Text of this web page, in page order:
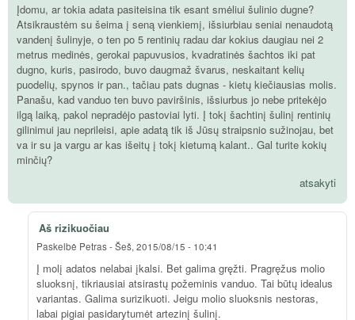
Įdomu, ar tokia adata pasiteisina tik esant smėliui šulinio dugne?
Atsikraustėm su šeima į seną vienkiemį, išsiurbiau seniai nenaudotą
vandenį šulinyje, o ten po 5 rentinių radau dar kokius daugiau nei 2
metrus medinės, gerokai papuvusios, kvadratinės šachtos iki pat
dugno, kuris, pasirodo, buvo daugmaž švarus, neskaitant kelių
puodelių, spynos ir pan., tačiau pats dugnas - kietų kiečiausias molis.
Panašu, kad vanduo ten buvo paviršinis, išsiurbus jo nebe pritekėjo
ilgą laiką, pakol nepradėjo pastoviai lyti. Į tokį šachtinį šulinį rentinių
gilinimui jau neprileisi, apie adatą tik iš Jūsų straipsnio sužinojau, bet
va ir su ja vargu ar kas išeitų į tokį kietumą kalant.. Gal turite kokių
minčių?
atsakyti
Aš rizikuočiau
Paskelbė Petras-Šeš, 2015/08/15 - 10:41
Į molį adatos nelabai įkalsi. Bet galima gręžti. Pragręžus molio
sluoksnį, tikriausiai atsirastų požeminis vanduo. Tai būtų idealus
variantas. Galima surizikuoti. Jeigu molio sluoksnis nestoras,
labai pigiai pasidarytumėt artezinį šulinį.